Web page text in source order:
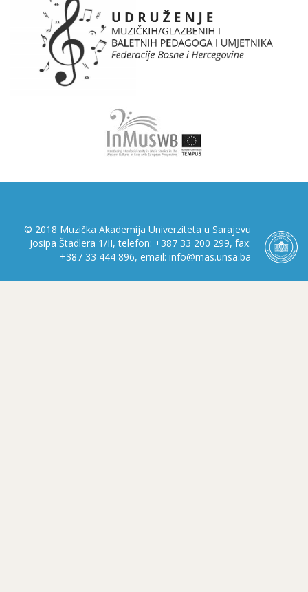
© 2018 Muzička Akademija Univerziteta u Sarajevu
Josipa Štadlera 1/II, telefon: +387 33 200 299, fax:
+387 33 444 896, email: info@mas.unsa.ba